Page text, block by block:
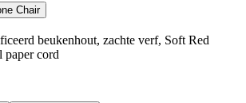
Chair
beukenhout, zachte verf, Soft Red
paper cord